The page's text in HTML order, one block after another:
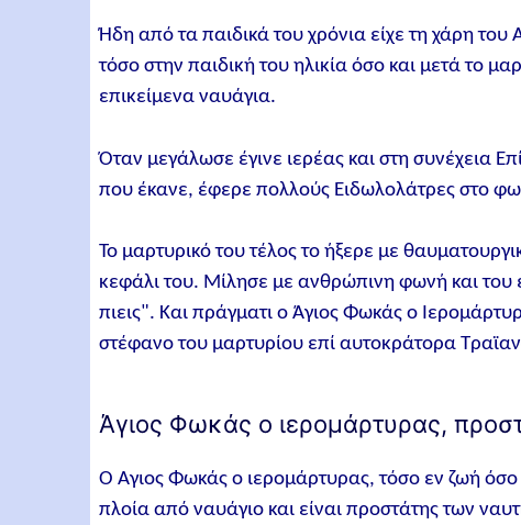
Ήδη από τα παιδικά του χρόνια είχε τη χάρη
τόσο στην παιδική του ηλικία όσο και μετά το
επικείμενα ναυάγια.
Όταν μεγάλωσε έγινε ιερέας και στη συνέχεια
που έκανε, έφερε πολλούς Ειδωλολάτρες στο
Το μαρτυρικό του τέλος το ήξερε με
κεφάλι του. Μίλησε με ανθρώπινη φωνή και του
πιεις". Και πράγματι ο Άγιος Φωκάς ο
στέφανο του μαρτυρίου επί αυτοκράτορα
Άγιος Φωκάς ο ιερομάρτυρας,
Ο Άγιος Φωκάς ο ιερομάρτυρας, τόσο εν ζωή
πλοία από ναυάγιο και είναι προστάτης των